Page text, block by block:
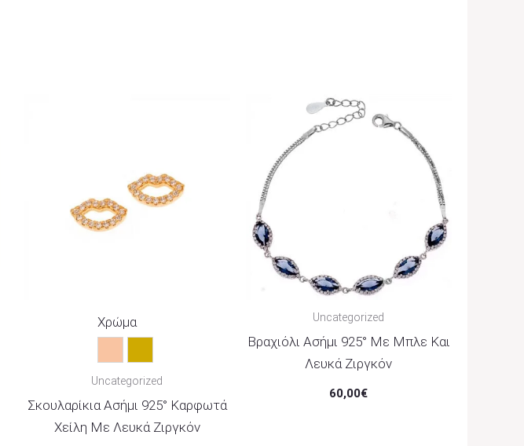
Χρώμα
Rose Gold
Χρυσό
Uncategorized
Σκουλαρίκια Ασήμι 925° Καρφωτά
Χείλη Με Λευκά Ζιργκόν
Uncategorized
Βραχιόλι Ασήμι 925° Με Μπλε Και
Λευκά Ζιργκόν
60,00€